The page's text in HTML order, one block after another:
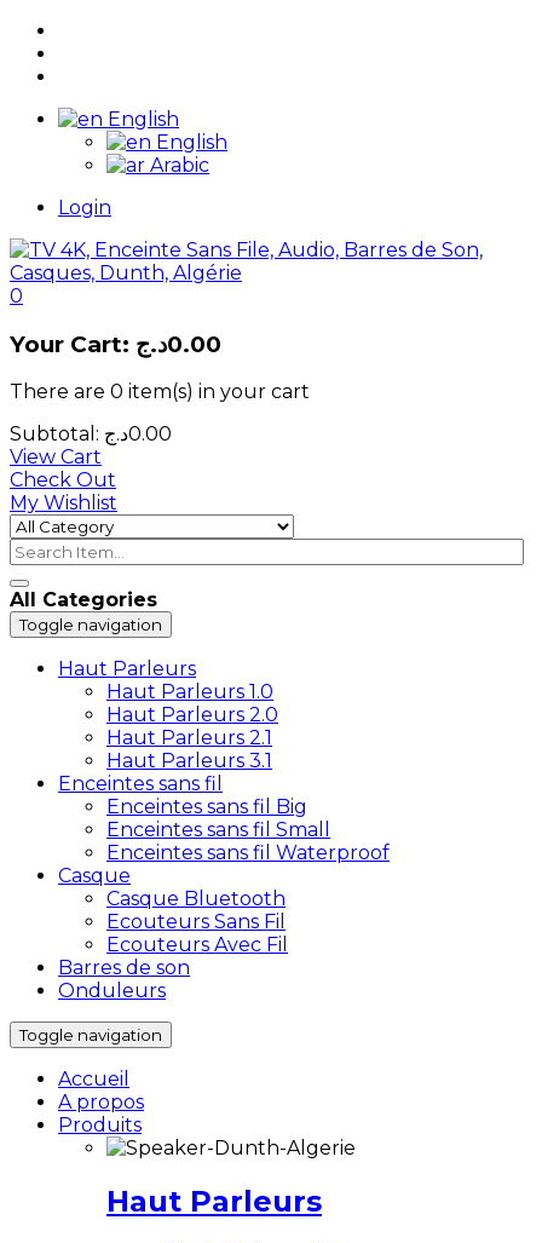
English
English
Arabic
Login
0
Your Cart: 0.00د.ج
There are 0 item(s) in your cart
Subtotal:
0.00د.ج
View Cart
Check Out
My Wishlist
All Categories
Toggle navigation
Haut Parleurs
Haut Parleurs 1.0
Haut Parleurs 2.0
Haut Parleurs 2.1
Haut Parleurs 3.1
Enceintes sans fil
Enceintes sans fil Big
Enceintes sans fil Small
Enceintes sans fil Waterproof
Casque
Casque Bluetooth
Ecouteurs Sans Fil
Ecouteurs Avec Fil
Barres de son
Onduleurs
Toggle navigation
Accueil
A propos
Produits
Haut Parleurs